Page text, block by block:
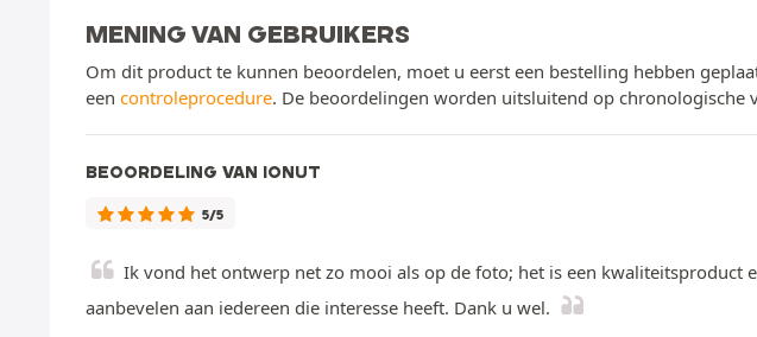
MENING VAN GEBRUIKERS
Om dit product te kunnen beoordelen, moet u eerst een bestelling hebben
een controleprocedure. De beoordelingen worden uitsluitend op chronologische
BEOORDELING VAN IONUT
5/5
Ik vond het ontwerp net zo mooi als op de foto; het is een
aanbevelen aan iedereen die interesse heeft. Dank u wel.